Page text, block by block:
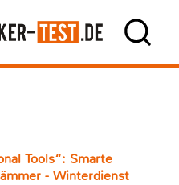
Tools“: Smarte
- Winterdienst